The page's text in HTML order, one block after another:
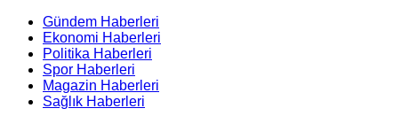
Gündem Haberleri
Ekonomi Haberleri
Politika Haberleri
Spor Haberleri
Magazin Haberleri
Sağlık Haberleri